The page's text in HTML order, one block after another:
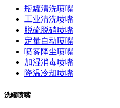
瓶罐清洗喷嘴
工业清洗喷嘴
脱硫脱硝喷嘴
定量自动喷嘴
喷雾降尘喷嘴
加湿消毒喷嘴
降温冷却喷嘴
洗罐喷嘴